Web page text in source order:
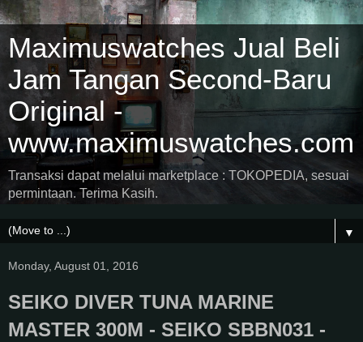
Maximuswatches Jual Beli
Jam Tangan Second-Baru
Original -
www.maximuswatches.com
Transaksi dapat melalui marketplace : TOKOPEDIA, sesuai
permintaan. Terima Kasih.
▼
Monday, August 01, 2016
SEIKO DIVER TUNA MARINE
MASTER 300M - SEIKO SBBN031 -